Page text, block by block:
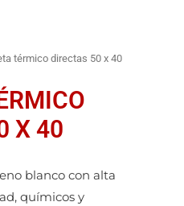
térmico directas 50 x 40
X 40
blanco con alta
químicos y